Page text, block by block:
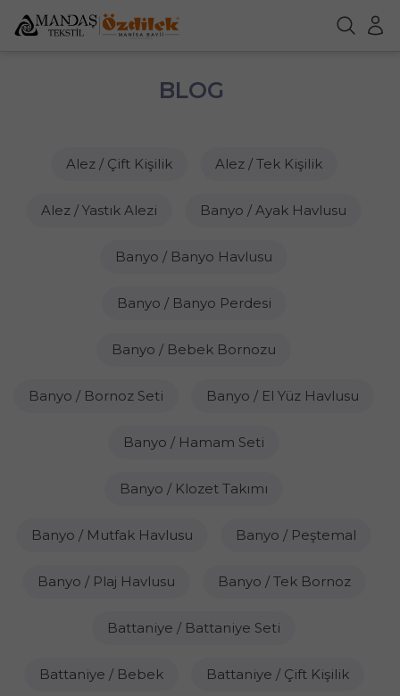
BLOG
Alez / Çift Kişilik Alez / Tek Kişilik
Alez / Yastık Alezi Banyo / Ayak Havlusu
Banyo / Banyo Havlusu
Banyo / Banyo Perdesi
Banyo / Bebek Bornozu
Banyo / Bornoz Seti Banyo / El Yüz Havlusu
Banyo / Hamam Seti
Banyo / Klozet Takımı
Banyo / Mutfak Havlusu Banyo / Peştemal
Banyo / Plaj Havlusu Banyo / Tek Bornoz
Battaniye / Battaniye Seti
Battaniye / Bebek Battaniye / Çift Kişilik